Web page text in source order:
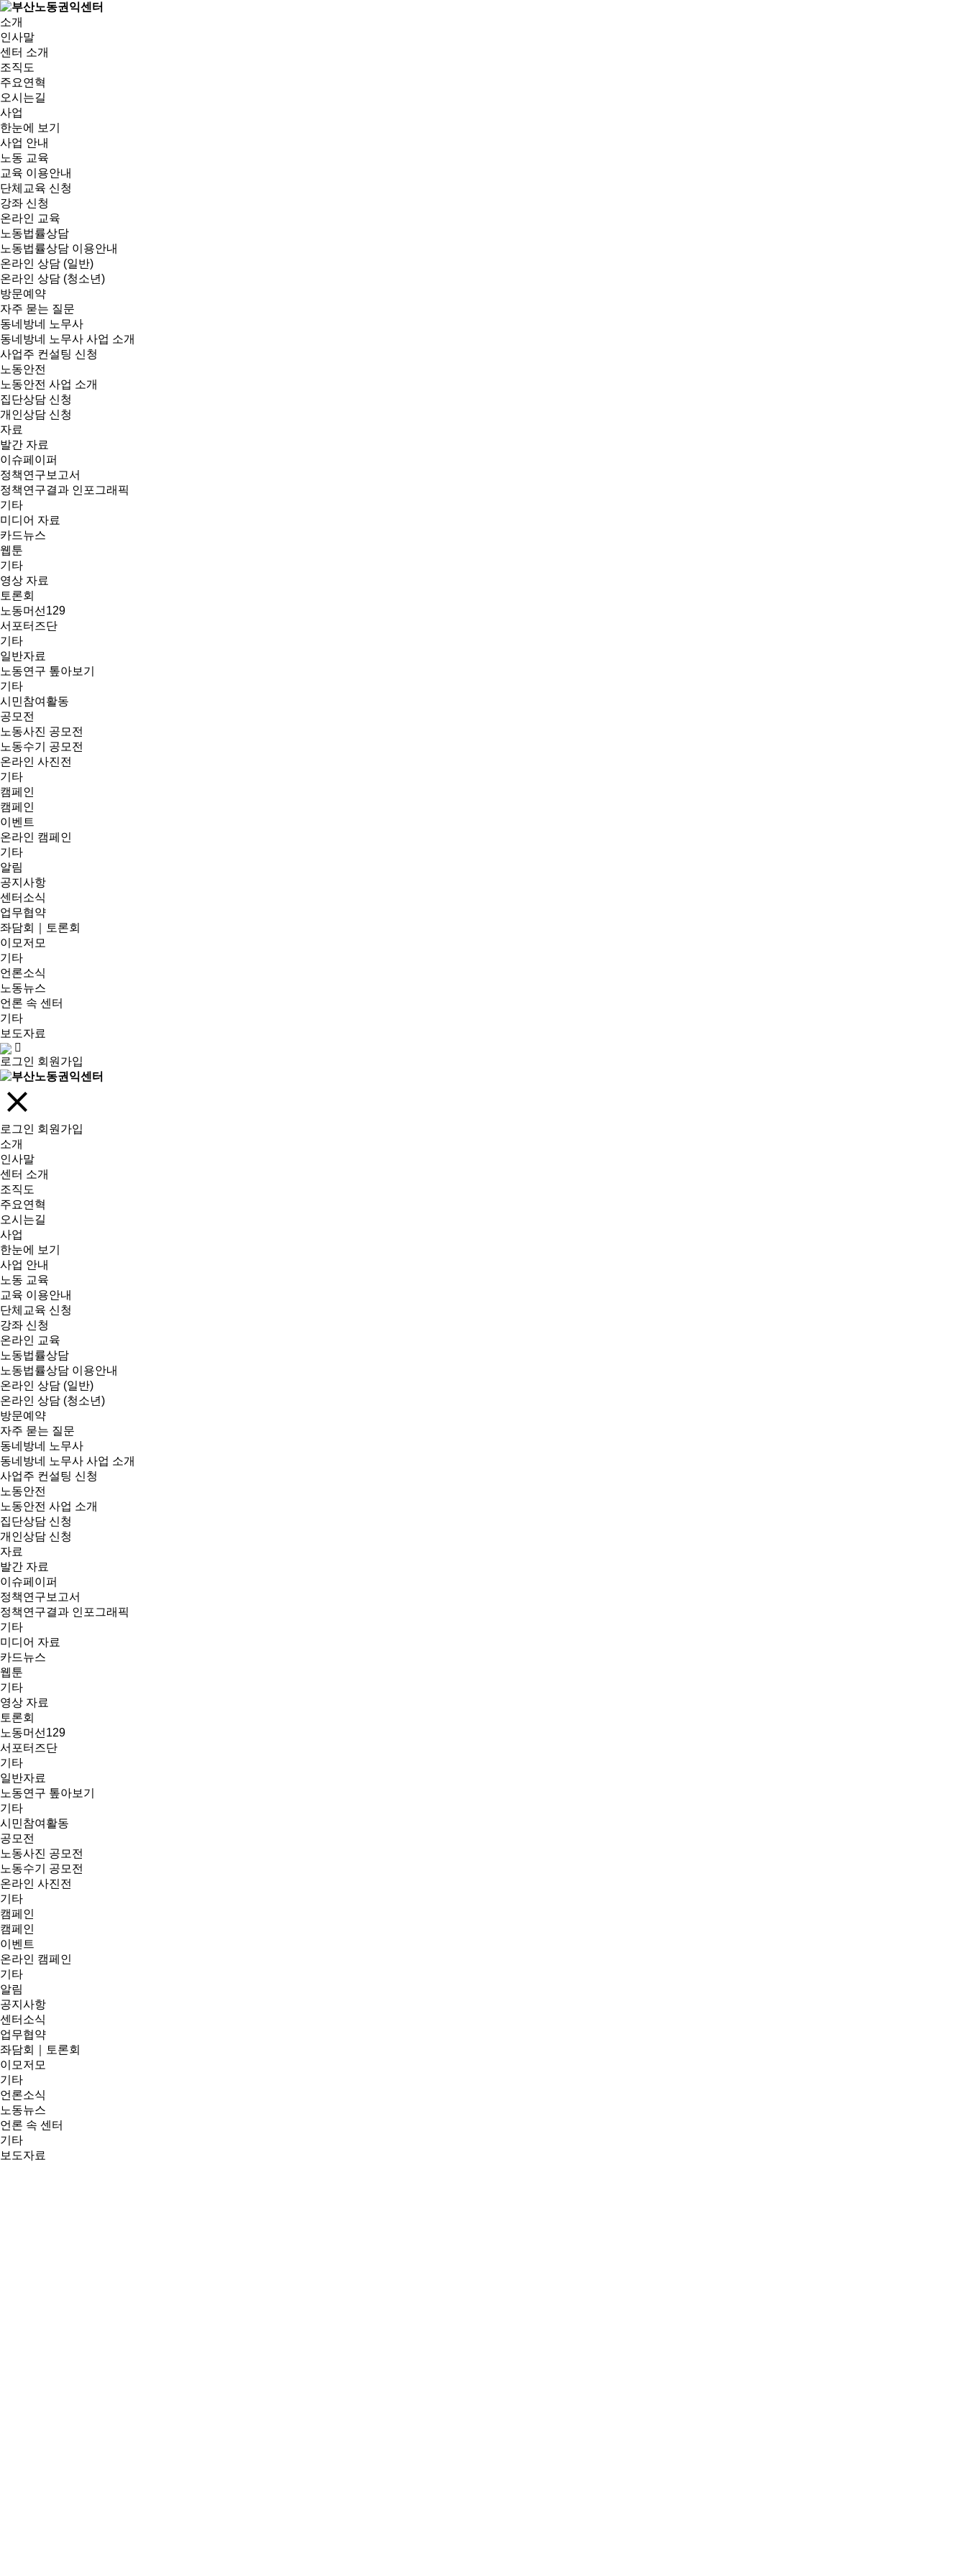
소개
인사말
센터 소개
조직도
주요연혁
오시는길
사업
한눈에 보기
사업 안내
노동 교육
교육 이용안내
단체교육 신청
강좌 신청
온라인 교육
노동법률상담
노동법률상담 이용안내
온라인 상담 (일반)
온라인 상담 (청소년)
방문예약
자주 묻는 질문
동네방네 노무사
동네방네 노무사 사업 소개
사업주 컨설팅 신청
노동안전
노동안전 사업 소개
집단상담 신청
개인상담 신청
자료
발간 자료
이슈페이퍼
정책연구보고서
정책연구결과 인포그래픽
기타
미디어 자료
카드뉴스
웹툰
기타
영상 자료
토론회
노동머선129
서포터즈단
기타
일반자료
노동연구 톺아보기
기타
시민참여활동
공모전
노동사진 공모전
노동수기 공모전
온라인 사진전
기타
캠페인
캠페인
이벤트
온라인 캠페인
기타
알림
공지사항
센터소식
업무협약
좌담회｜토론회
이모저모
기타
언론소식
노동뉴스
언론 속 센터
기타
보도자료
로그인 회원가입
로그인 회원가입
소개
인사말
센터 소개
조직도
주요연혁
오시는길
사업
한눈에 보기
사업 안내
노동 교육
교육 이용안내
단체교육 신청
강좌 신청
온라인 교육
노동법률상담
노동법률상담 이용안내
온라인 상담 (일반)
온라인 상담 (청소년)
방문예약
자주 묻는 질문
동네방네 노무사
동네방네 노무사 사업 소개
사업주 컨설팅 신청
노동안전
노동안전 사업 소개
집단상담 신청
개인상담 신청
자료
발간 자료
이슈페이퍼
정책연구보고서
정책연구결과 인포그래픽
기타
미디어 자료
카드뉴스
웹툰
기타
영상 자료
토론회
노동머선129
서포터즈단
기타
일반자료
노동연구 톺아보기
기타
시민참여활동
공모전
노동사진 공모전
노동수기 공모전
온라인 사진전
기타
캠페인
캠페인
이벤트
온라인 캠페인
기타
알림
공지사항
센터소식
업무협약
좌담회｜토론회
이모저모
기타
언론소식
노동뉴스
언론 속 센터
기타
보도자료